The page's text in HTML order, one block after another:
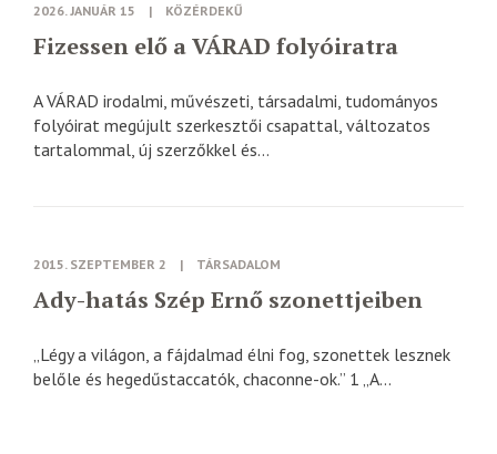
2026. JANUÁR 15 | KÖZÉRDEKŰ
Fizessen elő a VÁRAD folyóiratra
A VÁRAD irodalmi, művészeti, társadalmi, tudományos
folyóirat megújult szerkesztői csapattal, változatos
tartalommal, új szerzőkkel és...
2015. SZEPTEMBER 2 | TÁRSADALOM
Ady-hatás Szép Ernő szonettjeiben
„Légy a világon, a fájdalmad élni fog, szonettek lesznek
belőle és hegedűstaccatók, chaconne-ok.” 1 „A...